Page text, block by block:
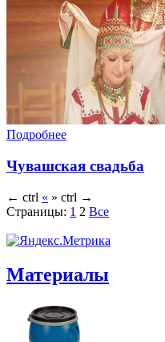
Подробнее
Чувашская свадьба
← ctrl « » ctrl →
Страницы: 1 2 Все
Материалы